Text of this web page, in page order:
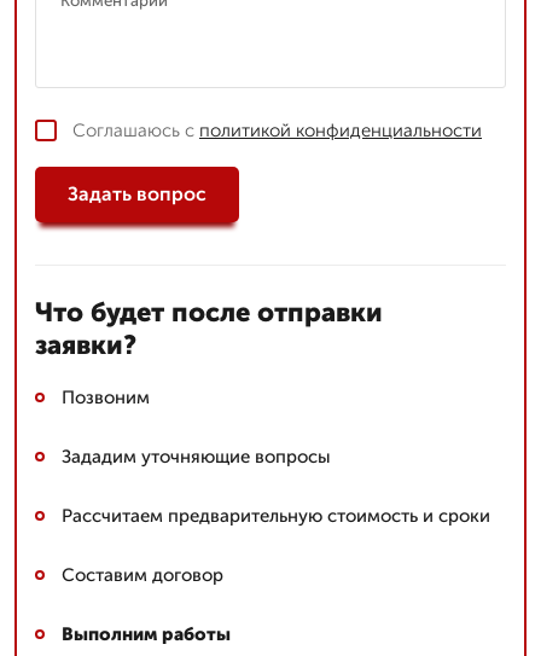
Соглашаюсь с политикой конфиденциальности
Задать вопрос
Что будет после отправки
заявки?
Позвоним
Зададим уточняющие вопросы
Рассчитаем предварительную стоимость и сроки
Составим договор
Выполним работы